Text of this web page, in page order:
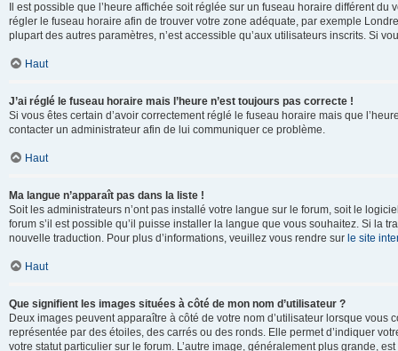
Il est possible que l’heure affichée soit réglée sur un fuseau horaire différent
régler le fuseau horaire afin de trouver votre zone adéquate, par exemple
plupart des autres paramètres, n’est accessible qu’aux utilisateurs inscrits. Si
Haut
J’ai réglé le fuseau horaire mais l’heure n’est toujours pas correcte !
Si vous êtes certain d’avoir correctement réglé le fuseau horaire mais que
contacter un administrateur afin de lui communiquer ce problème.
Haut
Ma langue n’apparaît pas dans la liste !
Soit les administrateurs n’ont pas installé votre langue sur le forum, soit le
forum s’il est possible qu’il puisse installer la langue que vous souhaitez. Si la
nouvelle traduction. Pour plus d’informations, veuillez vous rendre sur le site
Haut
Que signifient les images situées à côté de mon nom d’utilisateur ?
Deux images peuvent apparaître à côté de votre nom d’utilisateur lorsque
représentée par des étoiles, des carrés ou des ronds. Elle permet d’indiquer
votre statut particulier sur le forum. L’autre image, généralement plus grande,